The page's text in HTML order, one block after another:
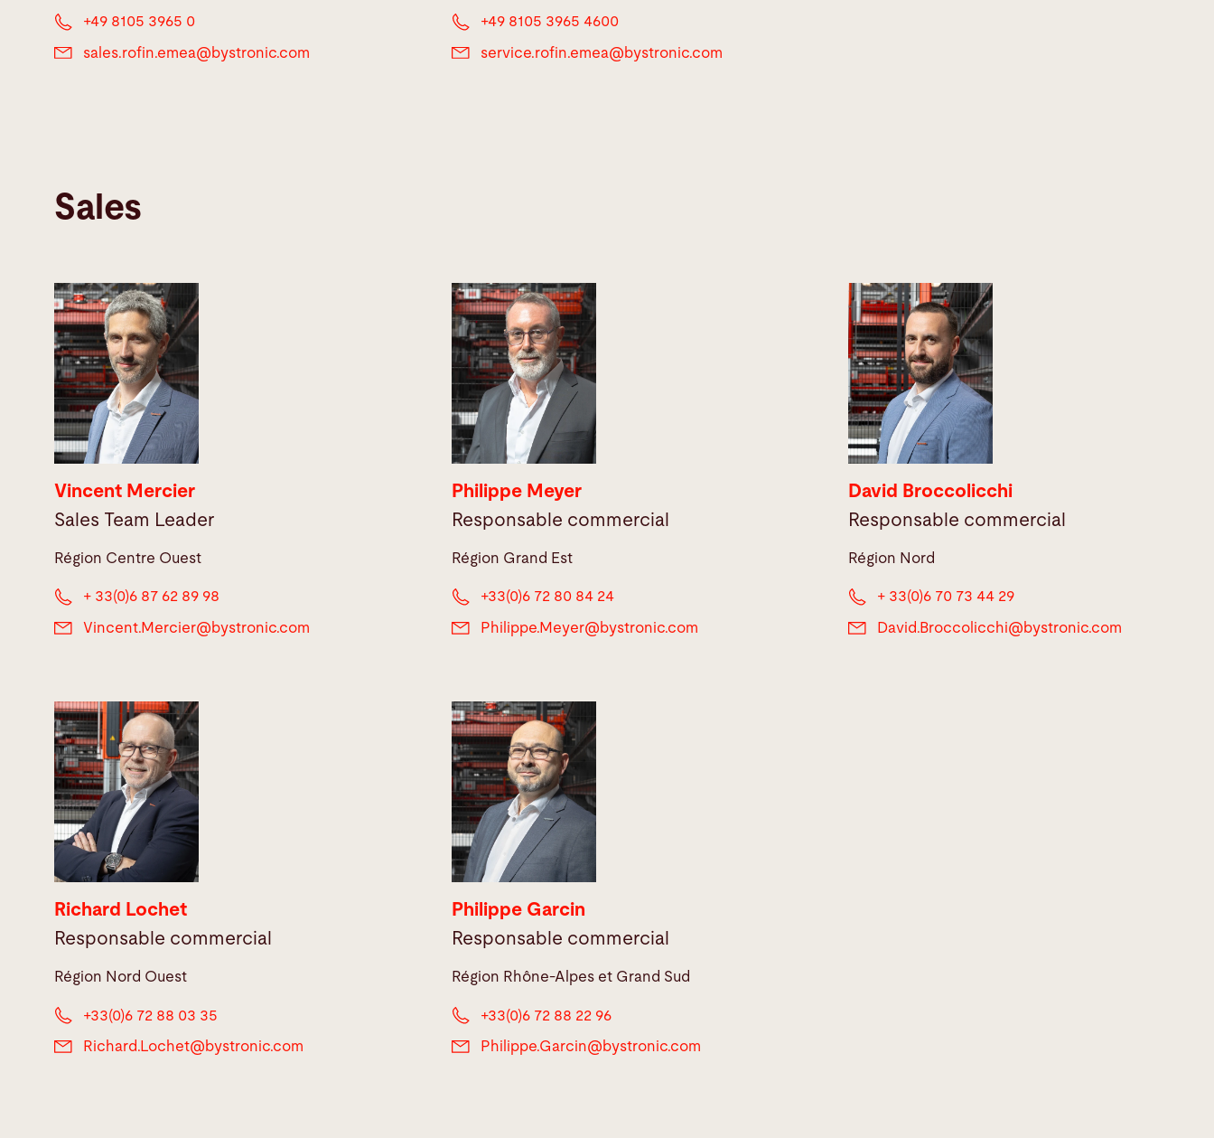
+49 8105 3965 0
sales.rofin.emea@bystronic.com
+49 8105 3965 4600
service.rofin.emea@bystronic.com
Sales
Vincent Mercier
Sales Team Leader
Région Centre Ouest
+ 33(0)6 87 62 89 98
Vincent.Mercier@bystronic.com
Philippe Meyer
Responsable commercial
Région Grand Est
+33(0)6 72 80 84 24
Philippe.Meyer@bystronic.com
David Broccolicchi
Responsable commercial
Région Nord
+ 33(0)6 70 73 44 29
David.Broccolicchi@bystronic.com
Richard Lochet
Responsable commercial
Région Nord Ouest
+33(0)6 72 88 03 35
Richard.Lochet@bystronic.com
Philippe Garcin
Responsable commercial
Région Rhône-Alpes et Grand Sud
+33(0)6 72 88 22 96
Philippe.Garcin@bystronic.com